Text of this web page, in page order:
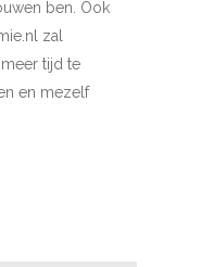
ben. Ook
zal
tijd te
en mezelf